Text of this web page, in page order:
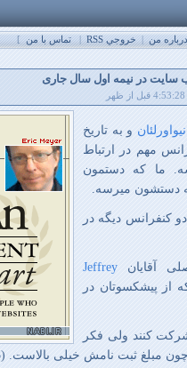
من|خروجي RSS |تماس با من]
سایت در نیمه اول سال جاری
نیواورلئان و به تاریخ
مهم در ارتباط
ما که دستمون
دستشون میرسه.
کنفرانس دیگه در
آقایان Jeffrey
از پیشکسوتان در
کنند ولی فکر
مبلغ ثبت نامش خیلی بالاست. (895$)